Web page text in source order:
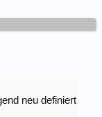
neu definiert